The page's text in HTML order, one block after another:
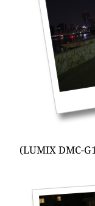
(LUMIX DMC-